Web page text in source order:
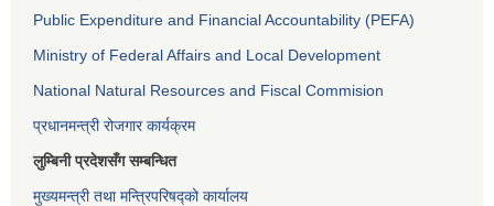
Public Expenditure and Financial Accountability (PEFA)
Ministry of Federal Affairs and Local Development
National Natural Resources and Fiscal Commision
प्रधानमन्त्री रोजगार कार्यक्रम
लुम्बिनी प्रदेशसँग सम्बन्धित
मुख्यमन्त्री तथा मन्त्रिपरिषद्को कार्यालय